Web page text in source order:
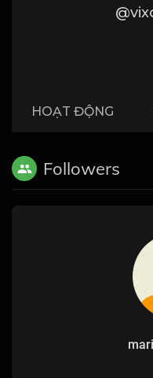
HOẠT ĐỘNG
Followers